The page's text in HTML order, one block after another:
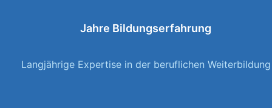
Jahre Bildungserfahrung
Langjährige Expertise in der beruflichen Weiterbildung